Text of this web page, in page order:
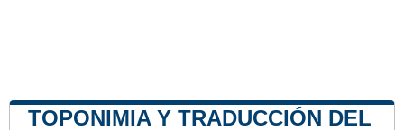
TOPONIMIA Y TRADUCCIÓN DEL